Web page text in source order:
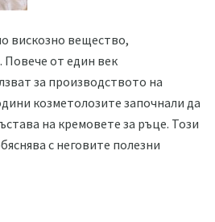
вискозно вещество,
Повече от един век
за производството на
козметолозите започнали да
на кремовете за ръце. Този
с неговите полезни